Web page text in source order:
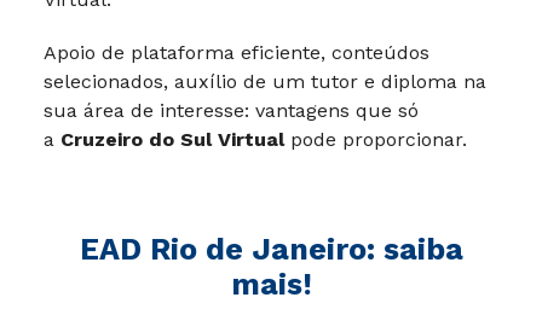
Apoio de plataforma eficiente, conteúdos
selecionados, auxílio de um tutor e diploma na
sua área de interesse: vantagens que só
a Cruzeiro do Sul Virtualpode proporcionar.
EAD Rio de Janeiro: saiba
mais!